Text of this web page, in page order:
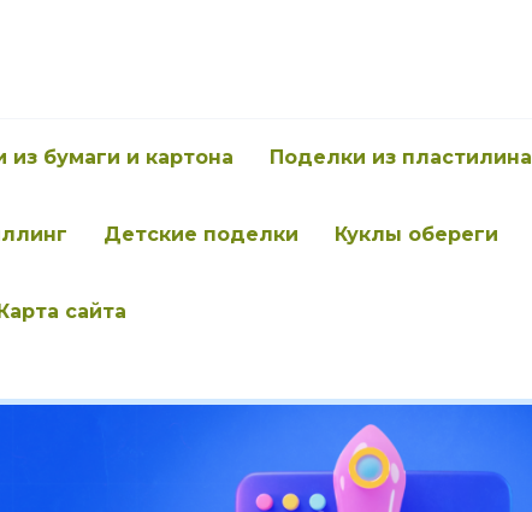
из бумаги и картона Поделки из пластилина
Детские поделки Куклы обереги
сайта